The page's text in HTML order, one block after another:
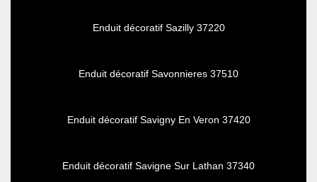
Enduit décoratif Sazilly 37220
Enduit décoratif Savonnieres 37510
Enduit décoratif Savigny En Veron 37420
Enduit décoratif Savigne Sur Lathan 37340